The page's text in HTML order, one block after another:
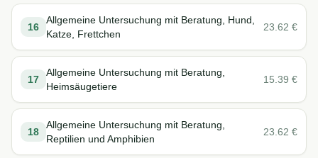
16
Allgemeine Untersuchung mit Beratung, Hund,
Katze, Frettchen
23.62 €
17
Allgemeine Untersuchung mit Beratung,
Heimsäugetiere
15.39 €
18
Allgemeine Untersuchung mit Beratung,
Reptilien und Amphibien
23.62 €